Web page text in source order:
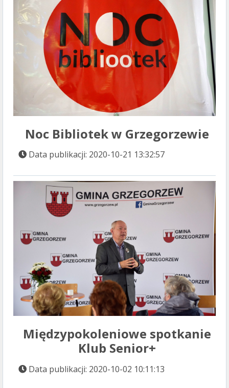
Noc Bibliotek w Grzegorzewie
Data publikacji: 2020-10-21 13:32:57
Międzypokoleniowe spotkanie
Klub Senior+
Data publikacji: 2020-10-02 10:11:13